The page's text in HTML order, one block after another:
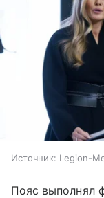
Источник: Legion-
Пояс выполнял